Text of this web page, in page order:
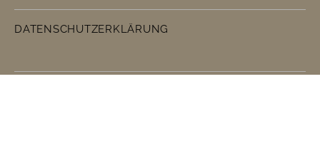
DATENSCHUTZERKLÄRUNG